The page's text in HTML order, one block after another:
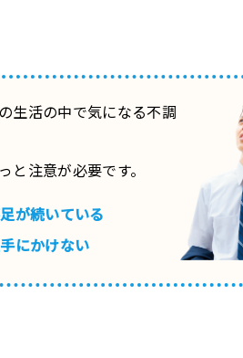
生活の中で気になる不調
注意が必要です。
が続いている
にかけない